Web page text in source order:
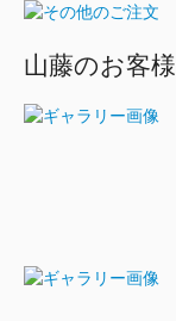
山藤のお客様